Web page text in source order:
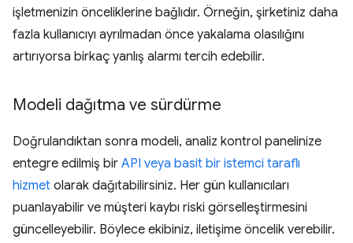
işletmenizin önceliklerine bağlıdır. Örneğin, şirketiniz daha
fazla kullanıcıyı ayrılmadan önce yakalama olasılığını
artırıyorsa birkaç yanlış alarmı tercih edebilir.
Modeli dağıtma ve sürdürme
Doğrulandıktan sonra modeli, analiz kontrol panelinize
entegre edilmiş bir API veya basit bir istemci taraflı
hizmet olarak dağıtabilirsiniz. Her gün kullanıcıları
puanlayabilir ve müşteri kaybı riski görselleştirmesini
güncelleyebilir. Böylece ekibiniz, iletişime öncelik verebilir.